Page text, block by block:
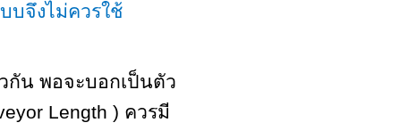
บจึงไม่ควรใช้
กัน พอจะบอกเป็นตัว
Length ) ควรมี